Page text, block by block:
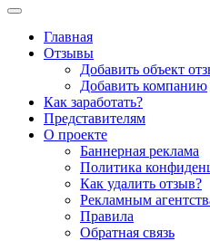
Главная
Отзывы
Добавить объект
Добавить компанию
Как заработать?
Представителям
О проекте
Баннерная реклама
Политика
Как удалить отзыв?
Рекламным
Правила
Обратная связь